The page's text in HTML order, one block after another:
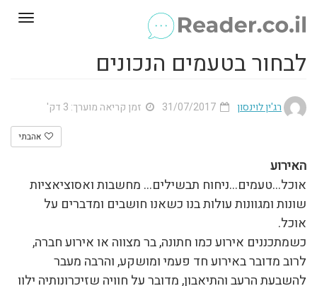
לבחור בטעמים הנכונים
רג'ין לוינסון זמן קריאה מוערך: 3 דק'
אהבתי
האירוע
אוכל…טעמים…ניחוח תבשילים… מחשבות ואסוציאציות
שונות ומגוונות עולות בנו כשאנו חושבים ומדברים על
אוכל.
כשמתכננים אירוע כמו חתונה, בר מצווה או אירוע חברה,
לרוב מדובר באירוע חד פעמי ומושקע, והרבה מעבר
להשבעת הרעב והתיאבון, מדובר על חוויה שזיכרונותיה ילוו